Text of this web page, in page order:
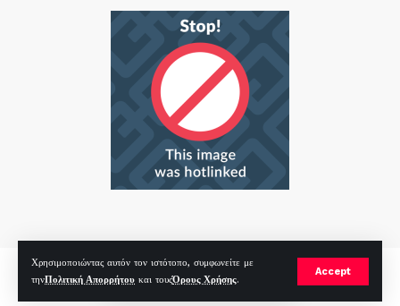
Χρησιμοποιώντας αυτόν τον ιστότοπο, συμφωνείτε με
τηνΠολιτική Απορρήτου και τουςΌρους Χρήσης.
Accept
mirc.gr 2023 Copyright %year%, All Rights Reserved |bySp
Hosted byRealHosting